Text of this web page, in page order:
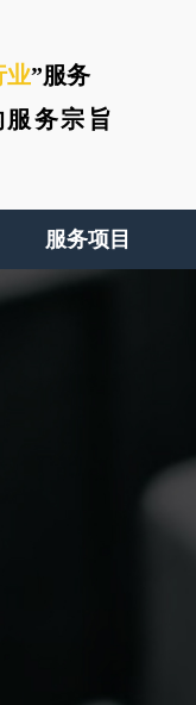
业”服务
务宗旨
服务项目